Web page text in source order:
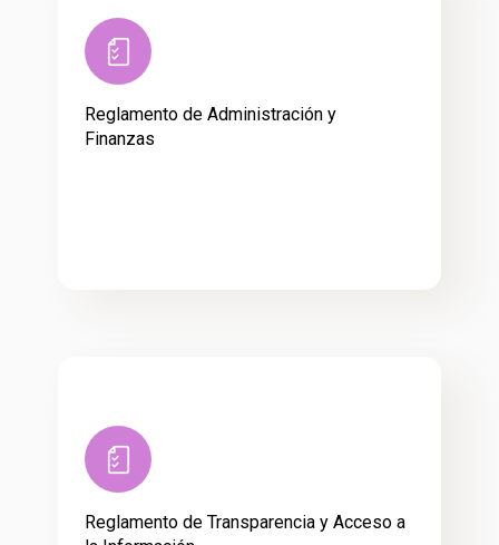
Reglamento de Administración y
Finanzas
Reglamento de Transparencia y Acceso a